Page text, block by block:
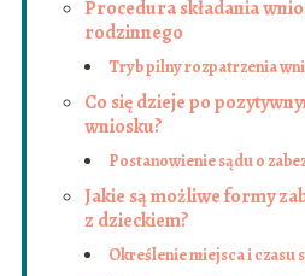
Procedura składania
rodzinnego
Tryb pilny rozpatrzenia
Co się dzieje po
wniosku?
Postanowienie sądu o
Jakie są możliwe formy
z dzieckiem?
Określenie miejsca i czasu